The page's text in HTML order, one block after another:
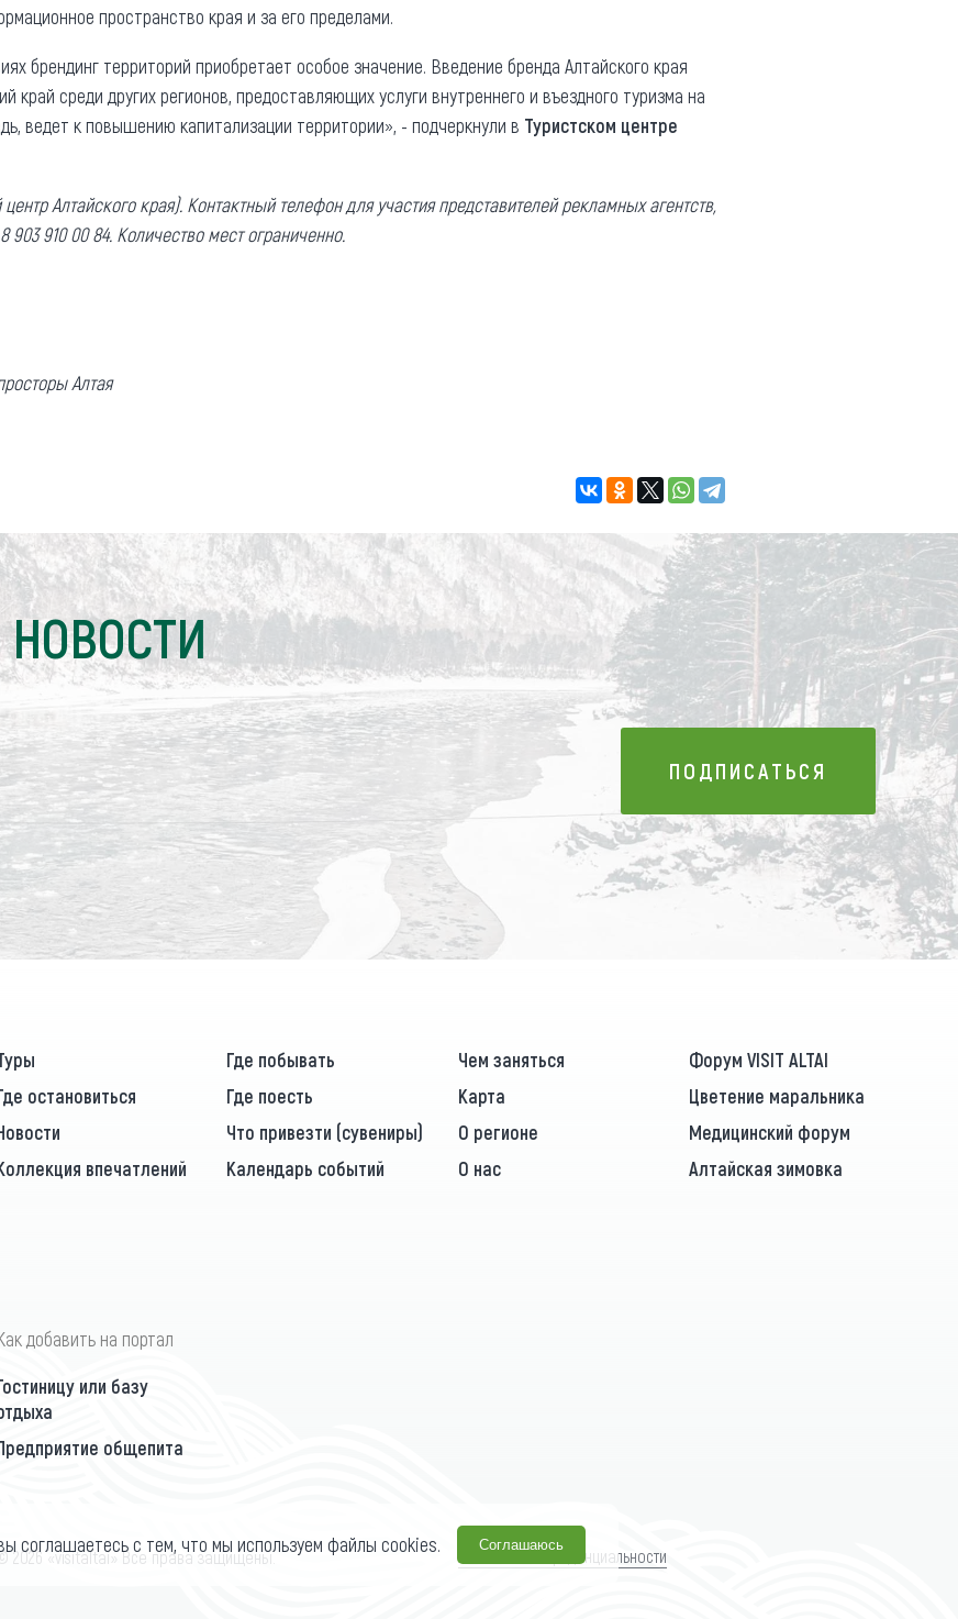
пространство края и за его пределами.
брендинг территорий приобретает особое значение. Введение бренда Алтайского края
край среди других регионов, предоставляющих услуги внутреннего и въездного туризма на
ведет к повышению капитализации территории», - подчеркнули в Туристском центре
Алтайского края). Контактный телефон для участия представителей рекламных агентств,
903 910 00 84. Количество мест ограниченно.
Алтая
ПОДПИСАТЬСЯ
ПОДПИСАТЬСЯ
Где побывать Чем заняться
Форум VISIT ALTAI
остановиться
Где поесть Карта
Цветение маральника
Что привезти (сувениры) О регионе
Медицинский форум
впечатлений
Календарь событий О нас Алтайская зимовка
добавить на портал
или базу
общепита
2026 «visitaltai» Все права защищены. Политика конфиденциальности
соглашаетесь с тем, что мы используем файлы cookies. Соглашаюсь